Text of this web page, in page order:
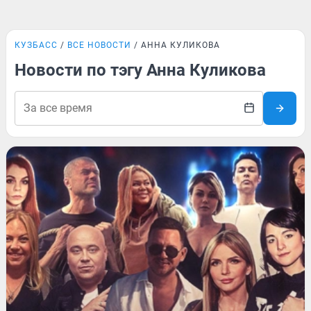
КУЗБАСС ВСЕ НОВОСТИ АННА КУЛИКОВА
Новости по тэгу Анна Куликова